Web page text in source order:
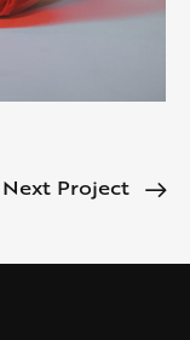
Next Project